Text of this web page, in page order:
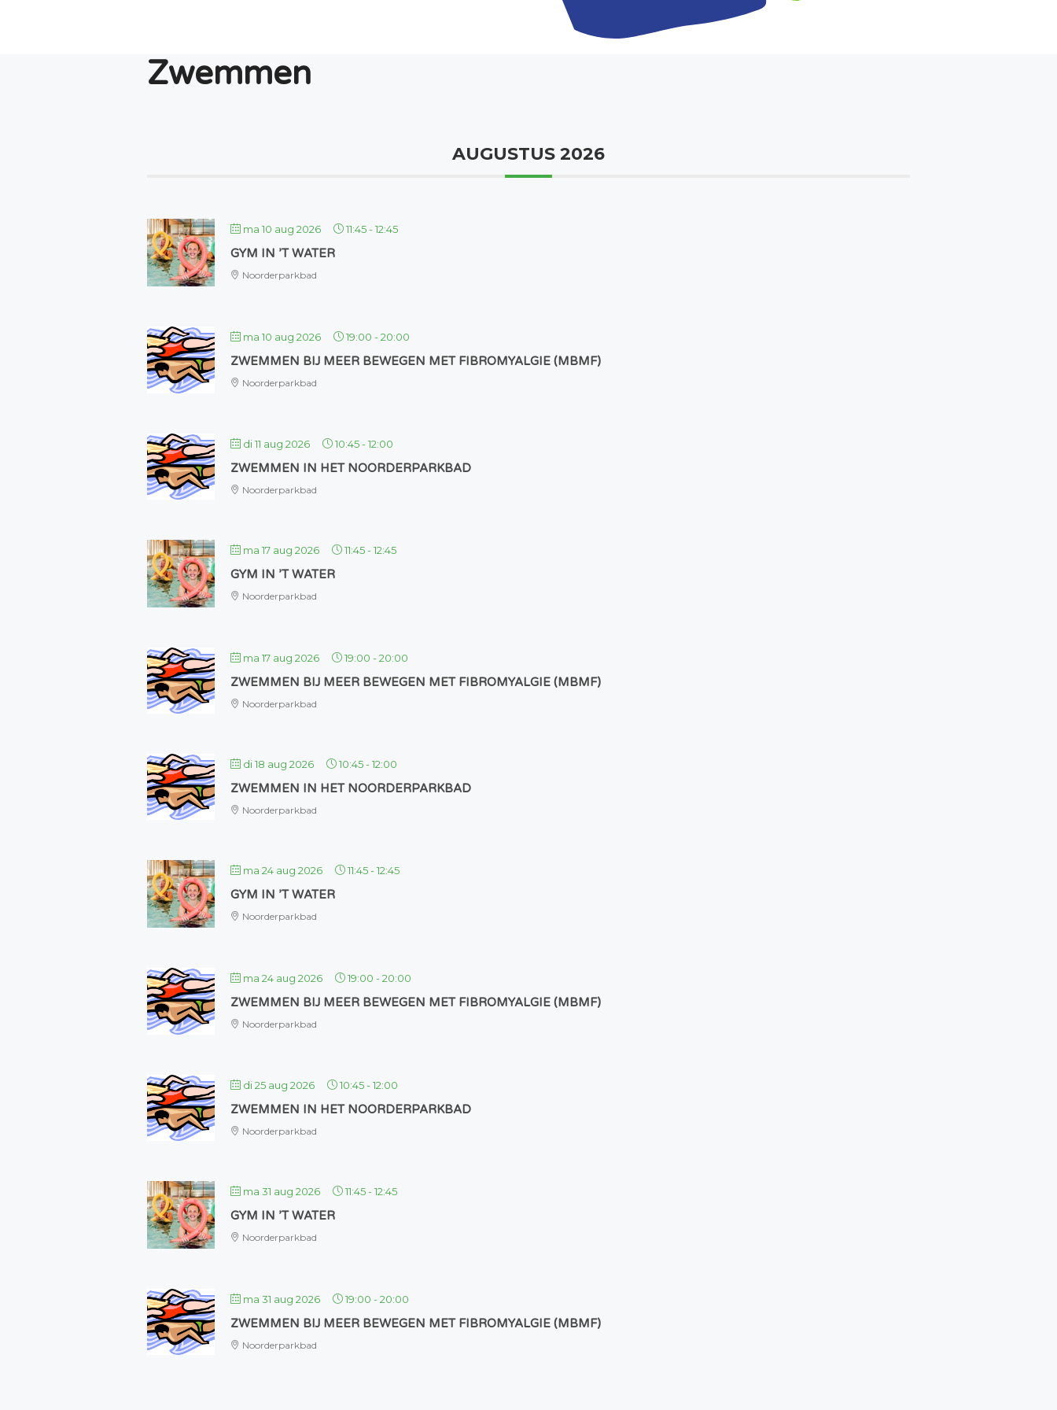
Zwemmen
AUGUSTUS 2026
ma 10 aug 2026 11:45-12:45
GYM IN ’T WATER
Noorderparkbad
ma 10 aug 2026 19:00 -20:00
ZWEMMEN BIJ MEER BEWEGEN MET FIBROMYALGIE (MBMF)
Noorderparkbad
di 11 aug 2026 10:45-12:00
ZWEMMEN IN HET NOORDERPARKBAD
Noorderparkbad
ma 17 aug 2026 11:45-12:45
GYM IN ’T WATER
Noorderparkbad
ma 17 aug 2026 19:00 -20:00
ZWEMMEN BIJ MEER BEWEGEN MET FIBROMYALGIE (MBMF)
Noorderparkbad
di 18 aug 2026 10:45-12:00
ZWEMMEN IN HET NOORDERPARKBAD
Noorderparkbad
ma 24 aug 2026 11:45-12:45
GYM IN ’T WATER
Noorderparkbad
ma 24 aug 2026 19:00 -20:00
ZWEMMEN BIJ MEER BEWEGEN MET FIBROMYALGIE (MBMF)
Noorderparkbad
di 25 aug 2026 10:45-12:00
ZWEMMEN IN HET NOORDERPARKBAD
Noorderparkbad
ma 31 aug 2026 11:45-12:45
GYM IN ’T WATER
Noorderparkbad
ma 31 aug 2026 19:00 -20:00
ZWEMMEN BIJ MEER BEWEGEN MET FIBROMYALGIE (MBMF)
Noorderparkbad